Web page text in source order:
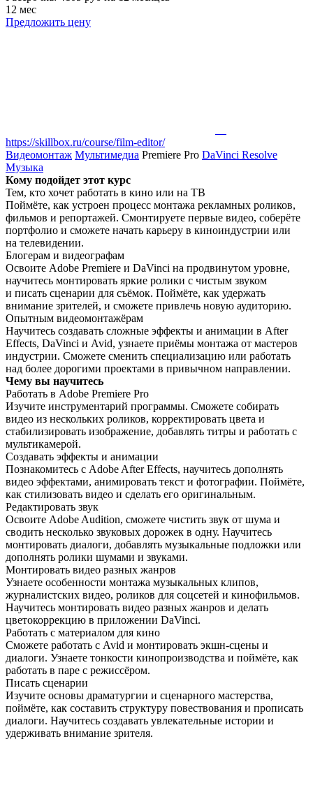
12 мес
Предложить цену
https://skillbox.ru/course/film-editor/
Видеомонтаж Мультимедиа Premiere Pro DaVinci Resolve
Музыка
Кому подойдет этот курс
Тем, кто хочет работать в кино или на ТВ
Поймёте, как устроен процесс монтажа рекламных роликов,
фильмов и репортажей. Смонтируете первые видео, соберёте
портфолио и сможете начать карьеру в киноиндустрии или
на телевидении.
Блогерам и видеографам
Освоите Adobe Premiere и DaVinci на продвинутом уровне,
научитесь монтировать яркие ролики с чистым звуком
и писать сценарии для съёмок. Поймёте, как удержать
внимание зрителей, и сможете привлечь новую аудиторию.
Опытным видеомонтажёрам
Научитесь создавать сложные эффекты и анимации в After
Effects, DaVinci и Avid, узнаете приёмы монтажа от мастеров
индустрии. Сможете сменить специализацию или работать
над более дорогими проектами в привычном направлении.
Чему вы научитесь
Работать в Adobe Premiere Pro
Изучите инструментарий программы. Сможете собирать
видео из нескольких роликов, корректировать цвета и
стабилизировать изображение, добавлять титры и работать с
мультикамерой.
Создавать эффекты и анимации
Познакомитесь с Adobe After Effects, научитесь дополнять
видео эффектами, анимировать текст и фотографии. Поймёте,
как стилизовать видео и сделать его оригинальным.
Редактировать звук
Освоите Adobe Audition, сможете чистить звук от шума и
сводить несколько звуковых дорожек в одну. Научитесь
монтировать диалоги, добавлять музыкальные подложки или
дополнять ролики шумами и звуками.
Монтировать видео разных жанров
Узнаете особенности монтажа музыкальных клипов,
журналистских видео, роликов для соцсетей и кинофильмов.
Научитесь монтировать видео разных жанров и делать
цветокоррекцию в приложении DaVinci.
Работать с материалом для кино
Сможете работать с Avid и монтировать экшн-сцены и
диалоги. Узнаете тонкости кинопроизводства и поймёте, как
работать в паре с режиссёром.
Писать сценарии
Изучите основы драматургии и сценарного мастерства,
поймёте, как составить структуру повествования и прописать
диалоги. Научитесь создавать увлекательные истории и
удерживать внимание зрителя.